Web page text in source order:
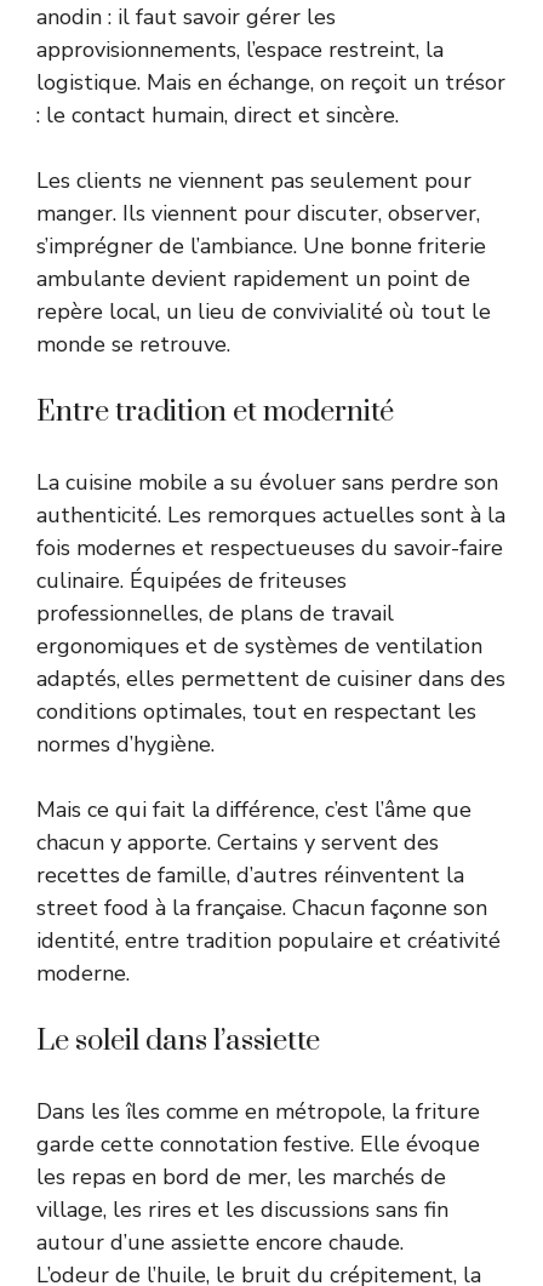
anodin : il faut savoir gérer les
approvisionnements, l’espace restreint, la
logistique. Mais en échange, on reçoit un trésor
: le contact humain, direct et sincère.
Les clients ne viennent pas seulement pour
manger. Ils viennent pour discuter, observer,
s’imprégner de l’ambiance. Une bonne friterie
ambulante devient rapidement un point de
repère local, un lieu de convivialité où tout le
monde se retrouve.
Entre tradition et modernité
La cuisine mobile a su évoluer sans perdre son
authenticité. Les remorques actuelles sont à la
fois modernes et respectueuses du savoir-faire
culinaire. Équipées de friteuses
professionnelles, de plans de travail
ergonomiques et de systèmes de ventilation
adaptés, elles permettent de cuisiner dans des
conditions optimales, tout en respectant les
normes d’hygiène.
Mais ce qui fait la différence, c’est l’âme que
chacun y apporte. Certains y servent des
recettes de famille, d’autres réinventent la
street food à la française. Chacun façonne son
identité, entre tradition populaire et créativité
moderne.
Le soleil dans l’assiette
Dans les îles comme en métropole, la friture
garde cette connotation festive. Elle évoque
les repas en bord de mer, les marchés de
village, les rires et les discussions sans fin
autour d’une assiette encore chaude.
L’odeur de l’huile, le bruit du crépitement, la